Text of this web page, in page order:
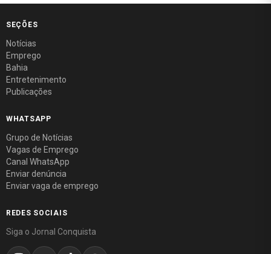
SEÇÕES
Notícias
Emprego
Bahia
Entretenimento
Publicações
WHATSAPP
Grupo de Notícias
Vagas de Emprego
Canal WhatsApp
Enviar denúncia
Enviar vaga de emprego
REDES SOCIAIS
Siga o Jornal Conquista